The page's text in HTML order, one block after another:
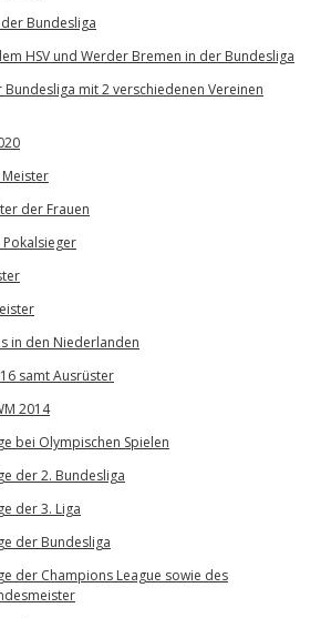
Bundesliga
HSV und Werder Bremen in der Bundesliga
mit 2 verschiedenen Vereinen
der Frauen
in den Niederlanden
samt Ausrüster
2014
bei Olympischen Spielen
der 2. Bundesliga
der 3. Liga
der Bundesliga
der Champions League sowie des